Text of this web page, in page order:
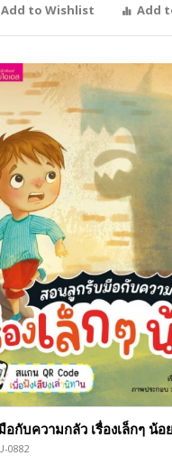
Add to Wishlist
Add
กับความกลัว เรื่องเล็กๆ น้อ
0882